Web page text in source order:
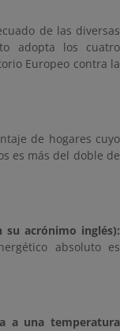
de las diversas
adopta los cuatro
Europeo contra la
de hogares cuyo
es más del doble de
su acrónimo inglés):
absoluto es
a una temperatura